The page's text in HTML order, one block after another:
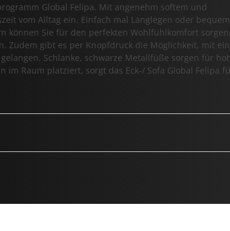
Global Felipa. Mit angenehm softem und
vom Alltag ein. Einfach mal Langlegen oder bequem
können Sie für den perfekten Wohlfühlkomfort sorgen.
Zudem gibt es per Knopfdruck die Möglichkeit, mit
Schlanke, schwarze Metallfüße sorgen für
Raum platziert, sorgt das Eck-/ Sofa Global Felipa